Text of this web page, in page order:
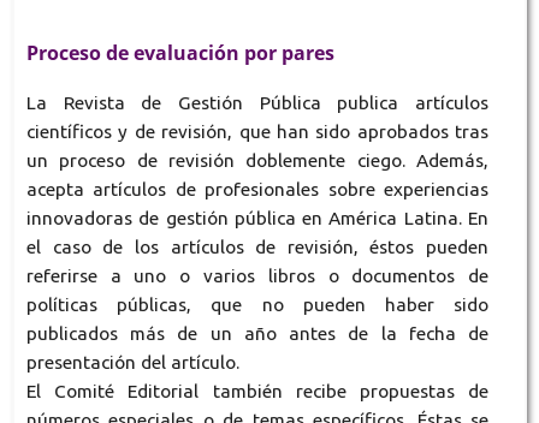
Proceso de evaluación por pares
La Revista de Gestión Pública publica artículos
científicos y de revisión, que han sido aprobados tras
un proceso de revisión doblemente ciego. Además,
acepta artículos de profesionales sobre experiencias
innovadoras de gestión pública en América Latina. En
el caso de los artículos de revisión, éstos pueden
referirse a uno o varios libros o documentos de
políticas públicas, que no pueden haber sido
publicados más de un año antes de la fecha de
presentación del artículo.
El Comité Editorial también recibe propuestas de